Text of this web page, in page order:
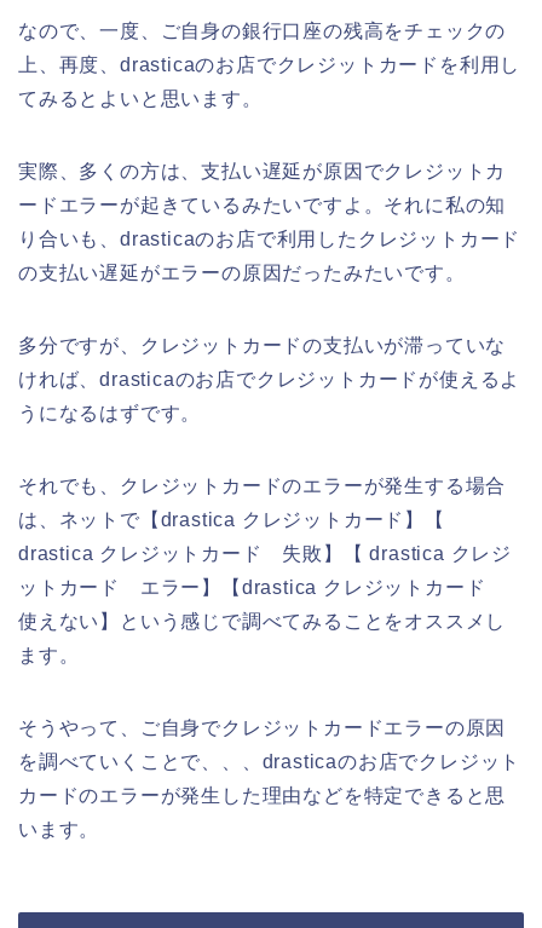
なので、一度、ご自身の銀行口座の残高をチェックの
上、再度、drasticaのお店でクレジットカードを利用し
てみるとよいと思います。
実際、多くの方は、支払い遅延が原因でクレジットカ
ードエラーが起きているみたいですよ。それに私の知
り合いも、drasticaのお店で利用したクレジットカード
の支払い遅延がエラーの原因だったみたいです。
多分ですが、クレジットカードの支払いが滞っていな
ければ、drasticaのお店でクレジットカードが使えるよ
うになるはずです。
それでも、クレジットカードのエラーが発生する場合
は、ネットで【drastica クレジットカード】【
drastica クレジットカード 失敗】【 drastica クレジ
ットカード エラー】【drastica クレジットカード
使えない】という感じで調べてみることをオススメし
ます。
そうやって、ご自身でクレジットカードエラーの原因
を調べていくことで、、、drasticaのお店でクレジット
カードのエラーが発生した理由などを特定できると思
います。